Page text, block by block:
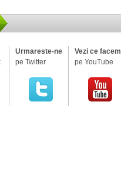
Urmareste-ne
pe Twitter
Vezi ce facem
pe YouTube